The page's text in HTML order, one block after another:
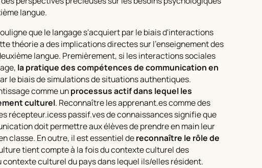
langue.
que le langage s'acquiert par le biais d'interactions
théorie a des implications directes sur l'enseignement des
langue. Premièrement, si les interactions sociales
la pratique des compétences de communication en
le biais de simulations de situations authentiques.
comme unprocessus actif dans lequel les
culturel. Reconnaître les apprenant.es comme des
récepteur.icess passif.ves de connaissances signifie que
doit permettre aux élèves de prendre en main leur
classe. En outre, il est essentiel dereconnaître le rôle de
tient compte à la fois du contexte culturel des
culturel du pays dans lequel ils/elles résident.